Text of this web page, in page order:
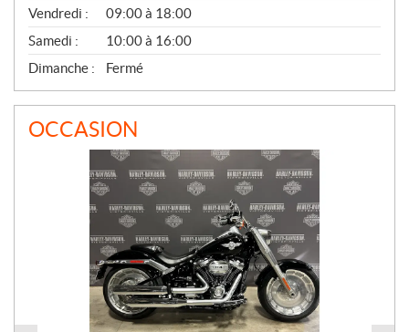
Vendredi :
09:00 à 18:00
Samedi :
10:00 à 16:00
Dimanche :
Fermé
OCCASION